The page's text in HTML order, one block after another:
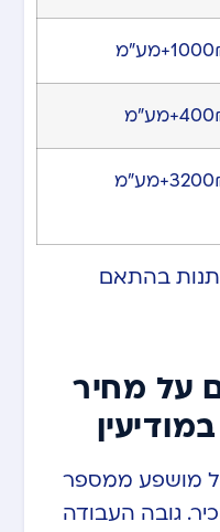
בהתאם
על מחיר
מושפע ממספר
גובה העבודה